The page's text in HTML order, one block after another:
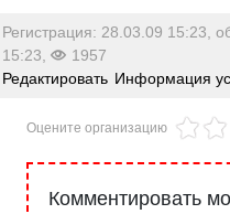
Регистрация: 28.03.09 15:23,
15:23,
1957
Редактировать Информация
Оцените организацию
Комментировать